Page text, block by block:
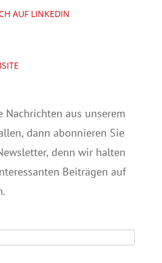
AUF LINKEDIN
Nachrichten aus unserem
dann abonnieren Sie
denn wir halten
Beiträgen auf